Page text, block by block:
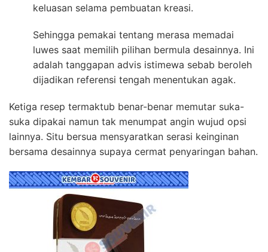
keluasan selama pembuatan kreasi.
Sehingga pemakai tentang merasa memadai
luwes saat memilih pilihan bermula desainnya. Ini
adalah tanggapan advis istimewa sebab beroleh
dijadikan referensi tengah menentukan agak.
Ketiga resep termaktub benar-benar memutar suka-
suka dipakai namun tak menumpat angin wujud opsi
lainnya. Situ bersua mensyaratkan serasi keinginan
bersama desainnya supaya cermat penyaringan bahan.